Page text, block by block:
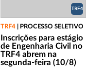
TRF4
TRF4| PROCESSO SELETIVO
Inscrições para estágio
de Engenharia Civil no
TRF4 abrem na
segunda-feira (10/8)